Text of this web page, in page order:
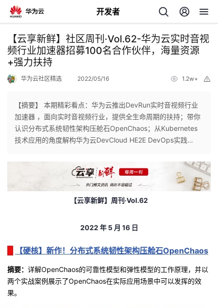
开发者
返
回
个
人
主
我
的
的
我
【云享新鲜】社区周刊·Vol.62-华为云实时音视
频行业加速器招募100名合作伙伴，海量资源
+强力扶持
华为云社区精选 2022/05/16 1.2w+
【摘要】 本期精彩看点：华为云推出DevRun实时音视频行业
加速器 ，面向实时音视频行业，提供全生命周期的扶持；带你
认识分布式系统韧性架构压舱石OpenChaos；从Kubernetes
技术应用的角度解构华为云DevCloud HE2E DevOps实践…
【云享新鲜】周刊 ·Vol.62
2022 年 5 月 16 日
【硬核】新作！分布式系统韧性架构压舱石OpenChaos
摘要： 详解OpenChaos的可靠性模型和弹性模型的工作原理，并以
两个实战案例展示了OpenChaos在实际应用场景中可以发挥的效
果。